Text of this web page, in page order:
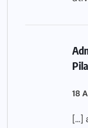
18
[…]